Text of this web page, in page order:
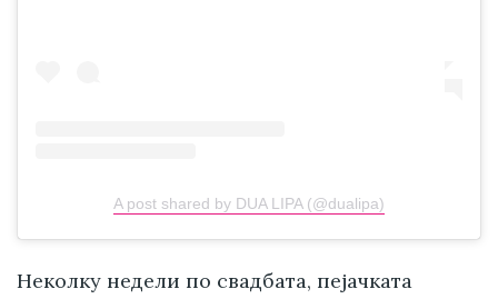
A post shared by DUA LIPA (@dualipa)
Неколку недели по свадбата, пејачката